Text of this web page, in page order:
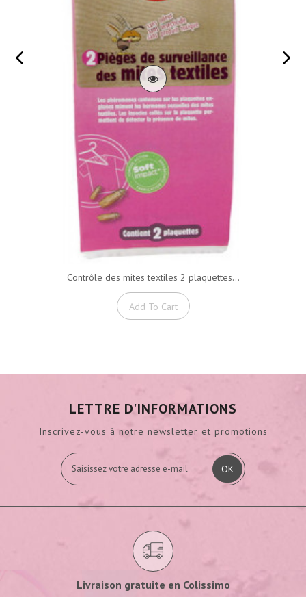
Contrôle des mites textiles 2 plaquettes...
Add To Cart
LETTRE D'INFORMATIONS
Inscrivez-vous à notre newsletter et promotions
OK
Livraison gratuite en Colissimo